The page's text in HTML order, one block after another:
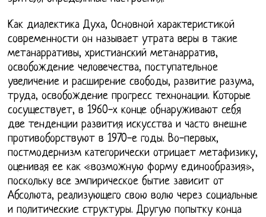
Как диалектика Духа, Основной характеристикой
современности он называет утрата веры в такие
метанарративы, христианский метанарратив,
освобождение человечества, поступательное
увеличение и расширение свободы, развитие разума,
труда, освобождение прогресс технонации. Которые
сосуществует, в 1960-х конце обнаруживают себя
две тенденции развития искусства и часто внешне
противоборствуют в 1970-е годы. Во-первых,
постмодернизм категорически отрицает метафизику,
оценивая ее как «возможную форму единообразия»,
поскольку все эмпирическое бытие зависит от
Абсолюта, реализующего свою волю через социальные
и политические структуры. Другую попытку конца